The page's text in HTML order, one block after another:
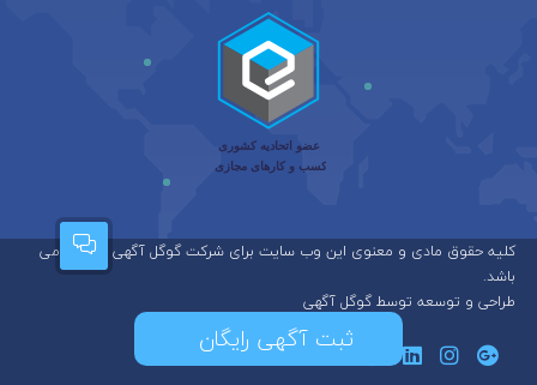
کلیه حقوق مادی و معنوی این وب سایت برای شرکت گوگل آگهی محفوظ می
باشد.
طراحی و توسعه توسط گوگل آگهی
ثبت آگهی رایگان